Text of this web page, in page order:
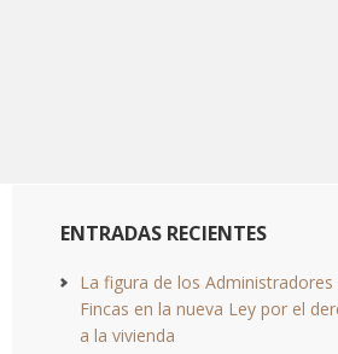
ENTRADAS RECIENTES
La figura de los Administradores
Fincas en la nueva Ley por el
a la vivienda